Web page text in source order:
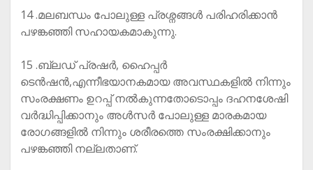
14 .മലബന്ധം പോലുള്ള പ്രശ്നങ്ങൾ പരിഹരിക്കാൻ
പഴങ്കഞ്ഞി സഹായകമാകുന്നു.
15 .ബ്ലഡ് പ്രഷര്‍, ഹൈപ്പര്‍
ടെന്‍ഷന്‍,എന്നീഭയാനകമായ അവസ്ഥകളിൽ നിന്നും
സംരക്ഷണം ഉറപ്പ് നൽകുന്നതോടൊപ്പം ദഹനശേഷി
വർദ്ധിപ്പിക്കാനും അൾസർ പോലുള്ള മാരകമായ
രോഗങ്ങളിൽ നിന്നും ശരീരത്തെ സംരക്ഷിക്കാനും
പഴങ്കഞ്ഞി നല്ലതാണ്.